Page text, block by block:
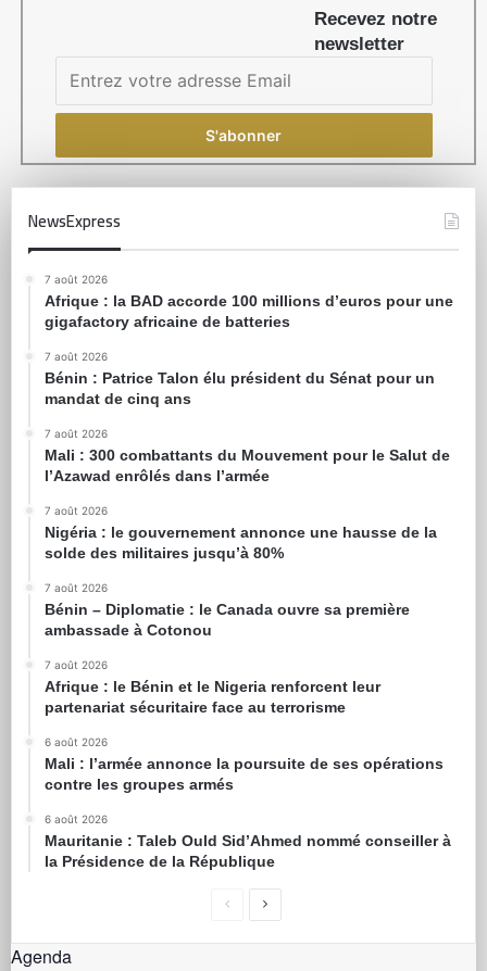
Recevez notre
newsletter
NewsExpress
7 août 2026
Afrique : la BAD accorde 100 millions d’euros pour une
gigafactory africaine de batteries
7 août 2026
Bénin : Patrice Talon élu président du Sénat pour un
mandat de cinq ans
7 août 2026
Mali : 300 combattants du Mouvement pour le Salut de
l’Azawad enrôlés dans l’armée
7 août 2026
Nigéria : le gouvernement annonce une hausse de la
solde des militaires jusqu’à 80%
7 août 2026
Bénin – Diplomatie : le Canada ouvre sa première
ambassade à Cotonou
7 août 2026
Afrique : le Bénin et le Nigeria renforcent leur
partenariat sécuritaire face au terrorisme
6 août 2026
Mali : l’armée annonce la poursuite de ses opérations
contre les groupes armés
6 août 2026
Mauritanie : Taleb Ould Sid’Ahmed nommé conseiller à
la Présidence de la République
Agenda